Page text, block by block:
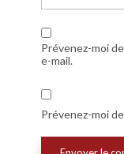
Prévenez-moi
e-mail.
Prévenez-moi